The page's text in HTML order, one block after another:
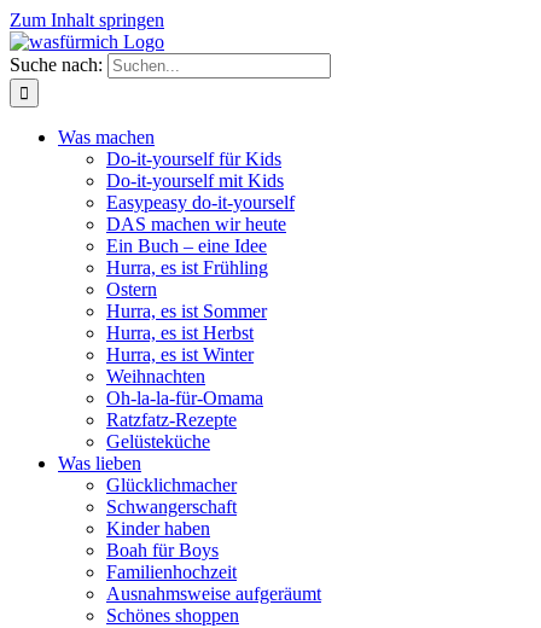
Zum Inhalt springen
Suche nach:
Was machen
Do-it-yourself für Kids
Do-it-yourself mit Kids
Easypeasy do-it-yourself
DAS machen wir heute
Ein Buch – eine Idee
Hurra, es ist Frühling
Ostern
Hurra, es ist Sommer
Hurra, es ist Herbst
Hurra, es ist Winter
Weihnachten
Oh-la-la-für-Omama
Ratzfatz-Rezepte
Gelüsteküche
Was lieben
Glücklichmacher
Schwangerschaft
Kinder haben
Boah für Boys
Familienhochzeit
Ausnahmsweise aufgeräumt
Schönes shoppen